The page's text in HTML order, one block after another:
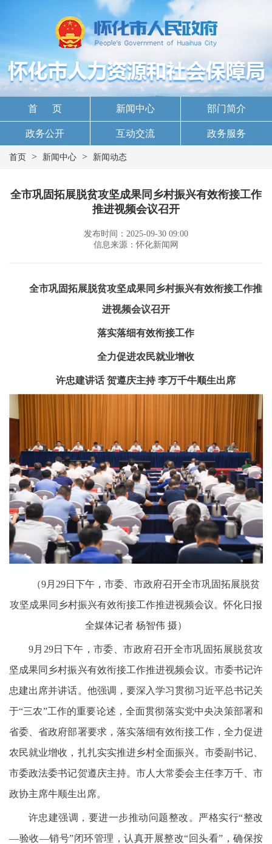
首 页 新闻中心 部门简介
政务公开 互动交流 政务服务
首页 > 新闻中心 > 新闻动态
全市巩固拓展脱贫攻坚成果同乡村振兴有效衔接工作
推进视频会议召开
发布时间：2025-09-30 09:00
信息来源：怀化新闻网
全市巩固拓展脱贫攻坚成果同乡村振兴有效衔接工作推
进视频会议召开
落实落细有效衔接工作
全力促进农民就业增收
许忠建讲话 贺遵庆主持 李万千牛顺生出席
（9月29日下午，市委、市政府召开全市巩固拓展脱贫
攻坚成果同乡村振兴有效衔接工作推进视频会议。怀化日报
全媒体记者 杨智伟 摄）
9月29日下午，市委、市政府召开全市巩固拓展脱贫攻
坚成果同乡村振兴有效衔接工作推进视频会议。市委书记许
忠建出席并讲话。他强调，要深入学习贯彻习近平总书记关
于“三农”工作的重要论述，全面贯彻落实党中央决策部署和
省委、省政府部署要求，落实落细有效衔接工作，全力促进
农民就业增收，扎扎实实推进乡村全面振兴。市委副书记、
市委政法委书记贺遵庆主持。市人大常委会主任李万千、市
政协主席牛顺生出席。
许忠建强调，要进一步推动问题整改。严格实行“整改
—验收—销号”闭环管理，认真开展整改“回头看”，确保按